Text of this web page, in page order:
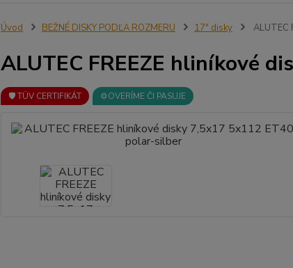
Úvod BEŽNÉ DISKY PODĽA ROZMERU 17" disky ALUTEC
ALUTEC FREEZE hliníkové
🛡️ TÜV CERTIFIKÁT ⚙️OVERÍME ČI PASUJE